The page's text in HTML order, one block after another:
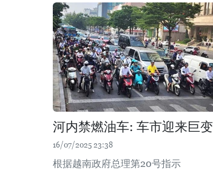
河内禁燃油车: 车市迎来巨变
16/07/2025 23:38
根据越南政府总理第20号指示